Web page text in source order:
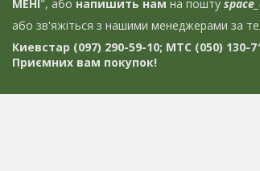
МЕНІ", або напишить нам на пошту
або зв'яжіться з нашими менеджерами за
Киевстар (097) 290-59-10; МТС (050) 130-
Приємних вам покупок!